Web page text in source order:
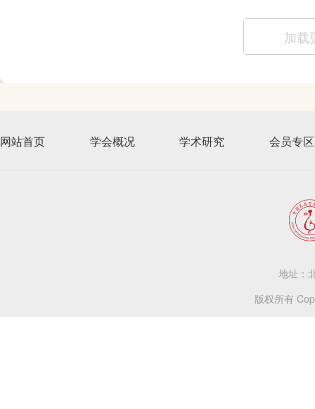
加载
网站首页 学会概况 学术研究 会员专区
地址：
版权所有